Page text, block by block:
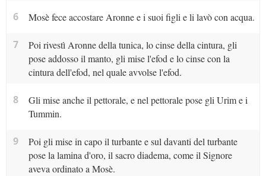
6 Mosè fece accostare Aronne e i suoi figli e li lavò con acqua.
7
Poi rivestì Aronne della tunica, lo cinse della cintura, gli
pose addosso il manto, gli mise l'efod e lo cinse con la
cintura dell'efod, nel quale avvolse l'efod.
8
Gli mise anche il pettorale, e nel pettorale pose gli Urim e i
Tummin.
9
Poi gli mise in capo il turbante e sul davanti del turbante
pose la lamina d'oro, il sacro diadema, come il Signore
aveva ordinato a Mosè.